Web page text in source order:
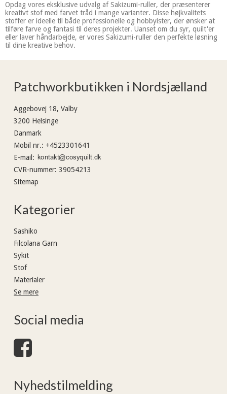
Opdag vores eksklusive udvalg af Sakizumi-ruller, der præsenterer
kreativt stof med farvet tråd i mange varianter. Disse højkvalitets
stoffer er ideelle til både professionelle og hobbyister, der ønsker at
tilføre farve og fantasi til deres projekter. Uanset om du syr, quilt'er
eller laver håndarbejde, er vores Sakizumi-ruller den perfekte løsning
til dine kreative behov.
Patchworkbutikken i Nordsjælland
Aggebovej 18, Valby
3200 Helsinge
Danmark
Mobil nr.: +4523301641
E-mail :
CVR-nummer: 39054213
Sitemap
Kategorier
Sashiko
Filcolana Garn
Sykit
Stof
Materialer
Se mere
Social media
Nyhedstilmelding